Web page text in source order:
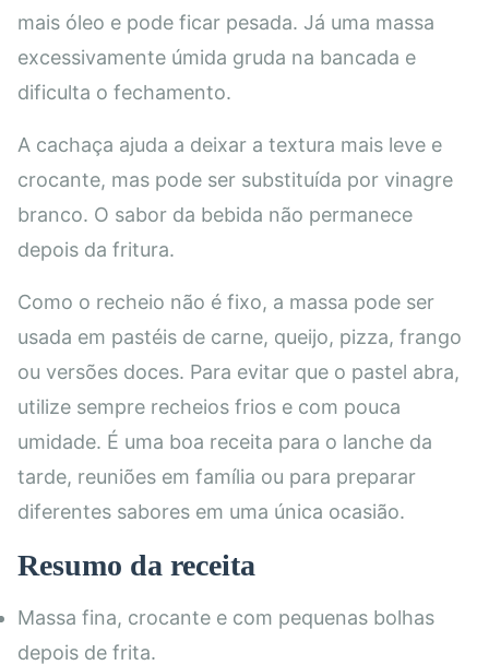
mais óleo e pode ficar pesada. Já uma massa
excessivamente úmida gruda na bancada e
dificulta o fechamento.
A cachaça ajuda a deixar a textura mais leve e
crocante, mas pode ser substituída por vinagre
branco. O sabor da bebida não permanece
depois da fritura.
Como o recheio não é fixo, a massa pode ser
usada em pastéis de carne, queijo, pizza, frango
ou versões doces. Para evitar que o pastel abra,
utilize sempre recheios frios e com pouca
umidade. É uma boa receita para o lanche da
tarde, reuniões em família ou para preparar
diferentes sabores em uma única ocasião.
Resumo da receita
Massa fina, crocante e com pequenas bolhas
depois de frita.